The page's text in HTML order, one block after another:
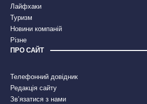
Лайфхаки
Туризм
Новини компаній
Різне
ПРО САЙТ
Телефонний довідник
Редакція сайту
Зв’язатися з нами